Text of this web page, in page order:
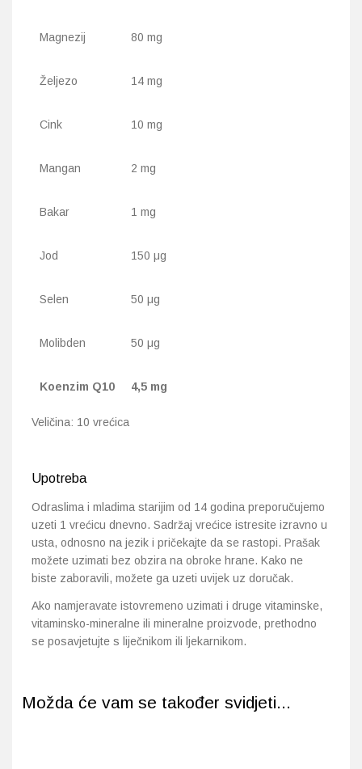
Magnezij 80 mg
Željezo 14 mg
Cink 10 mg
Mangan 2 mg
Bakar 1 mg
Jod 150 μg
Selen 50 μg
Molibden 50 μg
Koenzim Q10 4,5 mg
Veličina: 10 vrećica
Upotreba
Odraslima i mladima starijim od 14 godina preporučujemo
uzeti 1 vrećicu dnevno. Sadržaj vrećice istresite izravno u
usta, odnosno na jezik i pričekajte da se rastopi. Prašak
možete uzimati bez obzira na obroke hrane. Kako ne
biste zaboravili, možete ga uzeti uvijek uz doručak.
Ako namjeravate istovremeno uzimati i druge vitaminske,
vitaminsko-mineralne ili mineralne proizvode, prethodno
se posavjetujte s liječnikom ili ljekarnikom.
Možda će vam se također svidjeti...